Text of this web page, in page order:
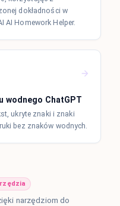
dokładności w
AI Homework Helper.
wodnego ChatGPT
ukryte znaki i znaki
bez znaków wodnych.
narzędziom do